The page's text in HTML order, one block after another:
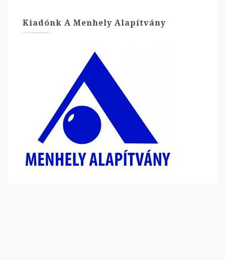
Kiadónk A Menhely Alapítvány